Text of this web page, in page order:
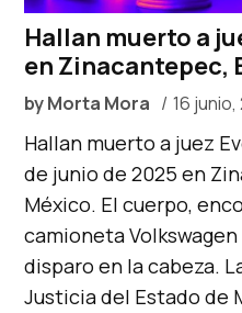
Hallan muerto a
en Zinacantepec,
byMorta Mora 16 junio,
Hallan muerto a juez
de junio de 2025 en
México. El cuerpo,
camioneta
disparo en la cabeza.
Justicia del Estado de